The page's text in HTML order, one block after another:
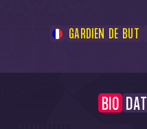
GARDIEN DE BUT
BIO